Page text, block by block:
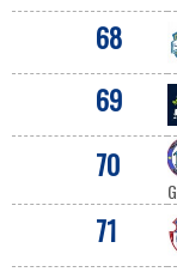
68
69
70
71